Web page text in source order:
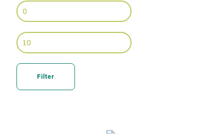
Min
price
Max
price
Filter